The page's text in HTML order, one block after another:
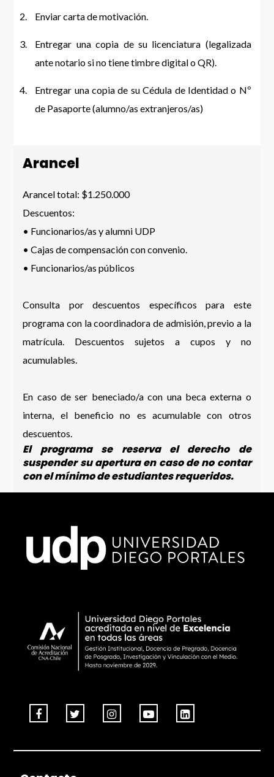
Enviar carta de motivación.
Entregar una copia de su licenciatura (legalizada
ante notario si no tiene timbre digital o QR).
Entregar una copia de su Cédula de Identidad o Nº
de Pasaporte (alumno/as extranjeros/as)
Arancel
Arancel total: $1.250.000
Descuentos:
• Funcionarios/as y alumni UDP
• Cajas de compensación con convenio.
• Funcionarios/as públicos
Consulta por descuentos específicos para este
programa con la coordinadora de admisión, previo a la
matrícula. Descuentos sujetos a cupos y no
acumulables.
En caso de ser beneciado/a con una beca externa o
interna, el beneficio no es acumulable con otros
descuentos.
El programa se reserva el derecho de
suspender su apertura en caso de no contar
con el mínimo de estudiantes requeridos.